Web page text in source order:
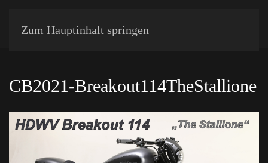
Zum Hauptinhalt springen
CB2021-Breakout114TheStallione